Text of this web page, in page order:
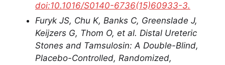
doi:10.1016/S0140-6736(15)60933-3.
Furyk JS, Chu K, Banks C, Greenslade J,
Keijzers G, Thom O, et al. Distal Ureteric
Stones and Tamsulosin: A Double-Blind,
Placebo-Controlled, Randomized,